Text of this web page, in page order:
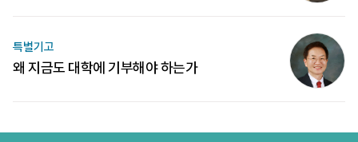
특별기고
왜 지금도 대학에 기부해야 하는가